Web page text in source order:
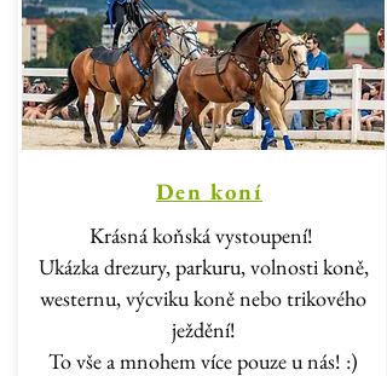
Den koní
Krásná koňská vystoupení!
Ukázka drezury, parkuru, volnosti koně,
westernu, výcviku koně nebo trikového
ježdění!
To vše a mnohem více pouze u nás! :)